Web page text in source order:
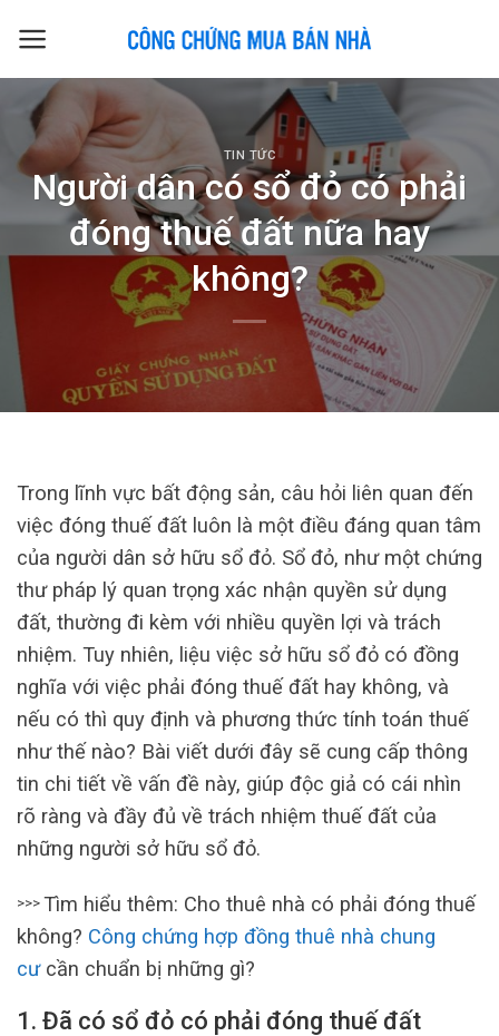
TIN TỨC
Người dân có sổ đỏ có phải
đóng thuế đất nữa hay
không?
Trong lĩnh vực bất động sản, câu hỏi liên quan đến
việc đóng thuế đất luôn là một điều đáng quan tâm
của người dân sở hữu sổ đỏ. Sổ đỏ, như một chứng
thư pháp lý quan trọng xác nhận quyền sử dụng
đất, thường đi kèm với nhiều quyền lợi và trách
nhiệm. Tuy nhiên, liệu việc sở hữu sổ đỏ có đồng
nghĩa với việc phải đóng thuế đất hay không, và
nếu có thì quy định và phương thức tính toán thuế
như thế nào? Bài viết dưới đây sẽ cung cấp thông
tin chi tiết về vấn đề này, giúp độc giả có cái nhìn
rõ ràng và đầy đủ về trách nhiệm thuế đất của
những người sở hữu sổ đỏ.
>>> Tìm hiểu thêm: Cho thuê nhà có phải đóng thuế
không? Công chứng hợp đồng thuê nhà chung
cưcần chuẩn bị những gì?
1. Đã có sổ đỏ có phải đóng thuế đất